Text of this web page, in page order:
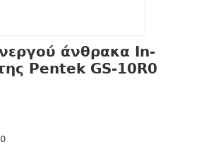
άνθρακα In-
Pentek GS-10R0